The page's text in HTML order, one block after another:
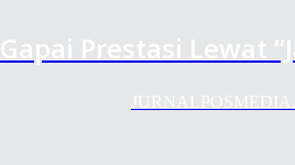
Gapai Prestasi Lewat